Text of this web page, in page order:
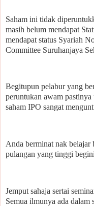
Saham ini tidak
masih belum mendapat
mendapat status Syariah
Committee Suruhanjaya
Begitupun pelabur yang
peruntukan awam
saham IPO sangat
Anda berminat nak belajar
pulangan yang tinggi
Jemput sahaja sertai
Semua ilmunya ada dalam